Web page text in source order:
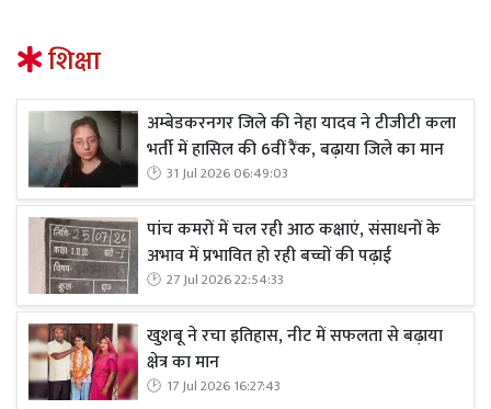
शिक्षा
अम्बेडकरनगर जिले की नेहा यादव ने टीजीटी कला
भर्ती में हासिल की 6वीं रैंक, बढ़ाया जिले का मान
31 Jul 2026 06:49:03
पांच कमरों में चल रही आठ कक्षाएं, संसाधनों के
अभाव में प्रभावित हो रही बच्चों की पढ़ाई
27 Jul 2026 22:54:33
खुशबू ने रचा इतिहास, नीट में सफलता से बढ़ाया
क्षेत्र का मान
17 Jul 2026 16:27:43